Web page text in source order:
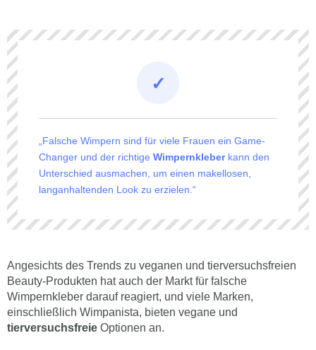
„Falsche Wimpern sind für viele Frauen ein Game-
Changer und der richtige Wimpernkleberkann den
Unterschied ausmachen, um einen makellosen,
langanhaltenden Look zu erzielen.“
Angesichts des Trends zu veganen und tierversuchsfreien
Beauty-Produkten hat auch der Markt für falsche
Wimpernkleber darauf reagiert, und viele Marken,
einschließlich Wimpanista, bieten vegane und
tierversuchsfreie Optionen an.